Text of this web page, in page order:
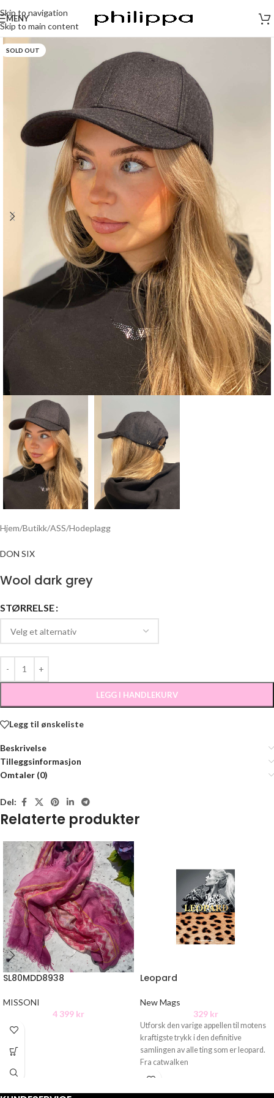
Skip to navigation
Skip to main content
MENY
SOLD OUT
Hjem/Butikk/ASS/Hodeplagg
DON SIX
Wool dark grey
STØRRELSE
LEGG I HANDLEKURV
Legg til ønskeliste
Beskrivelse
Tilleggsinformasjon
Omtaler (0)
Del:
Relaterte produkter
SL80MDD8938
MISSONI
4 399 kr
Leopard
New Mags
329 kr
Utforsk den varige appellen til motens
kraftigste trykk i den definitive
samlingen av alle ting som er leopard.
Fra catwalken